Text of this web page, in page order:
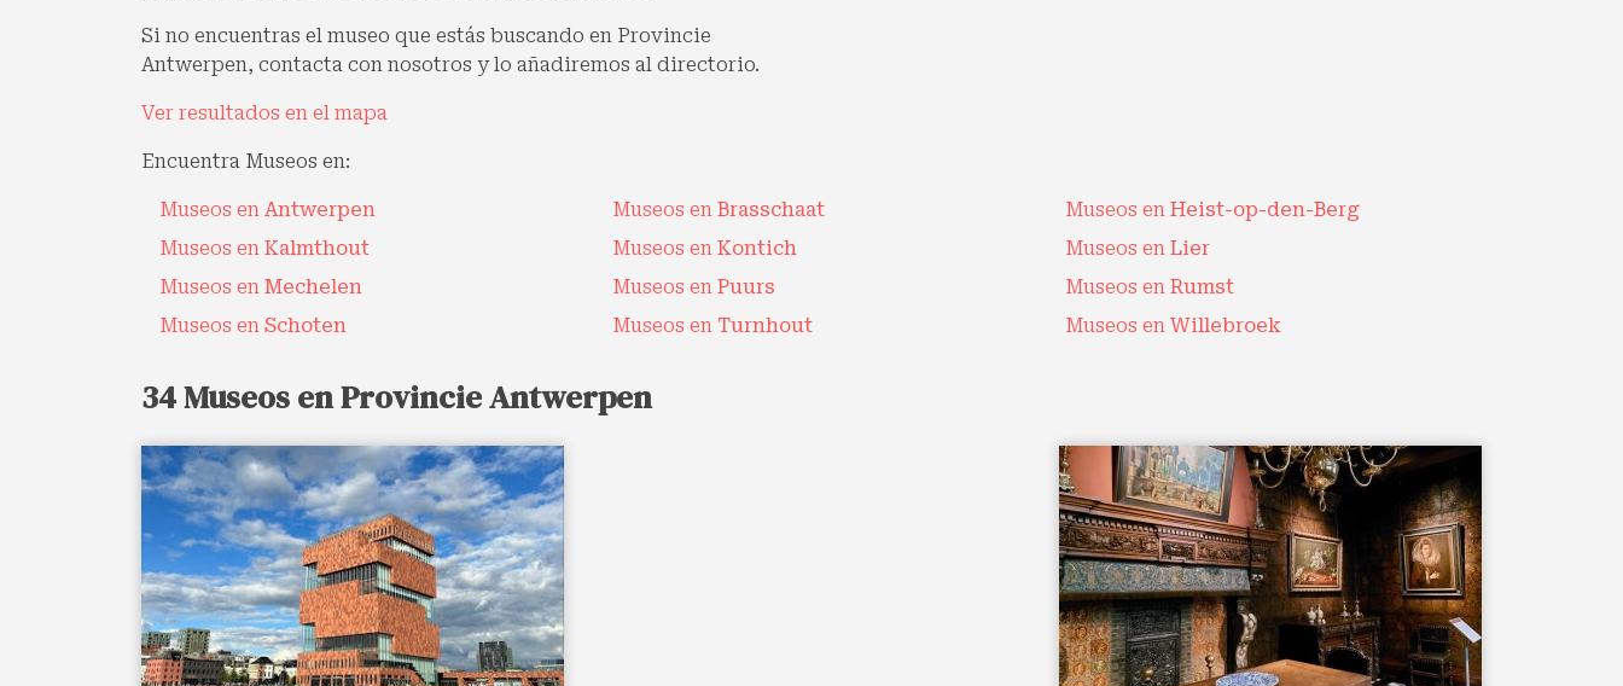
Si no encuentras el museo que estás buscando en Provincie
Antwerpen, contacta con nosotros y lo añadiremos al directorio.
Ver resultados en el mapa
Encuentra Museos en:
Museos en Antwerpen Museos en Brasschaat Museos en Heist-op-den-Berg
Museos en Kalmthout Museos en Kontich Museos en Lier
Museos en Mechelen Museos en Puurs Museos en Rumst
Museos en Schoten Museos en Turnhout Museos en Willebroek
34 Museos en Provincie Antwerpen